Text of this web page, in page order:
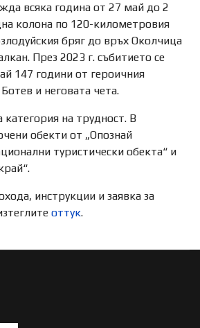
всяка година от 27 май до 2
колона по 120-километровия
бряг до връх Околчица
През 2023 г. събитието се
147 години от героичния
и неговата чета.
категория на трудност. В
обекти от „Опознай
туристически обекта“ и
инструкции и заявка за
оттук.